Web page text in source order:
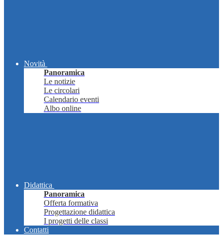
Novità
Panoramica
Le notizie
Le circolari
Calendario eventi
Albo online
Didattica
Panoramica
Offerta formativa
Progettazione didattica
I progetti delle classi
Contatti